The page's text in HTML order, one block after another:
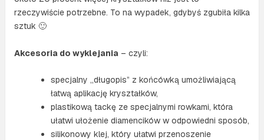
rzeczywiście potrzebne. To na wypadek, gdybyś zgubiła kilka
sztuk 🙂
Akcesoria do wyklejania – czyli:
specjalny „długopis” z końcówką umożliwiającą
łatwą aplikację kryształków,
plastikową tackę ze specjalnymi rowkami, która
ułatwi ułożenie diamencików w odpowiedni sposób,
silikonowy klej, który ułatwi przenoszenie